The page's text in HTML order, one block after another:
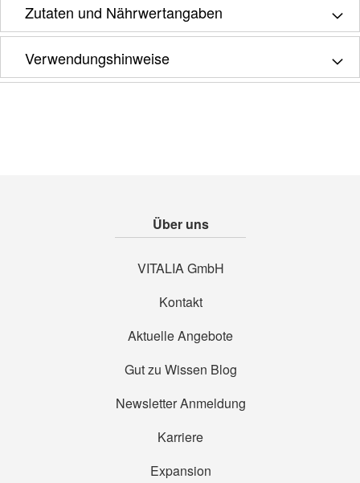
Zutaten und Nährwertangaben
Verwendungshinweise
Über uns
VITALIA GmbH
Kontakt
Aktuelle Angebote
Gut zu Wissen Blog
Newsletter Anmeldung
Karriere
Expansion